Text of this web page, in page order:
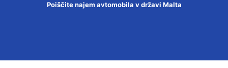
Poiščite najem avtomobila v državi Malta